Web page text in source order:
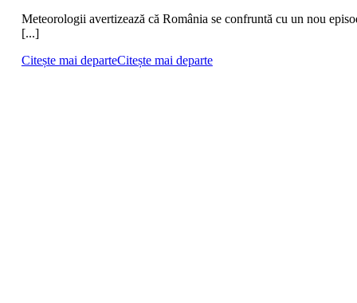
Meteorologii avertizează că România se confruntă cu un nou
[...]
Citește mai departeCitește mai departe